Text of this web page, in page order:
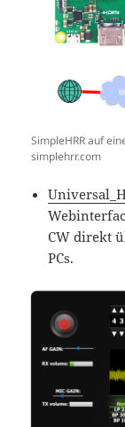
SimpleHRR auf
simplehrr.com
CW direkt
PCs.